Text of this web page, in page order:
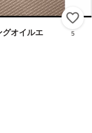
グオイルエ
5